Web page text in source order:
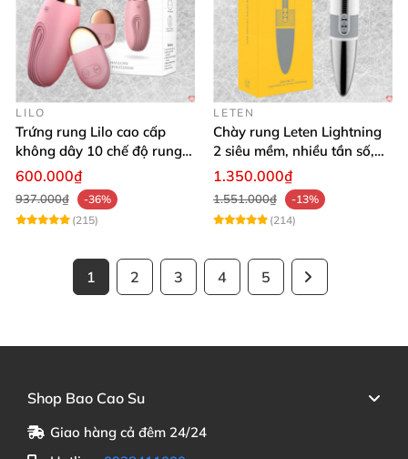
LILO
Trứng rung Lilo cao cấp
không dây 10 chế độ rung
điều khiển USB
600.000₫
937.000₫
-36%
(215)
LETEN
Chày rung Leten Lightning
2 siêu mềm, nhiều tần số,
phát nhiệt kích thích
1.350.000₫
1.551.000₫
-13%
(214)
1 2 3 4 5
Shop Bao Cao Su
Giao hàng cả đêm 24/24